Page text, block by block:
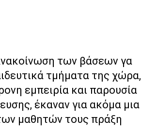
των βάσεων γα
τμήματα της χώρα,
εμπειρία και παρουσία
έκαναν για ακόμα μια
μαθητών τους πράξη